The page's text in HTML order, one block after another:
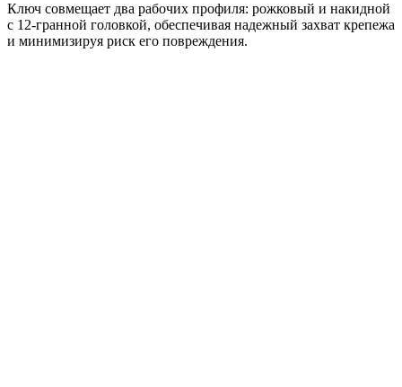
Ключ совмещает два рабочих профиля: рожковый и накидной
с 12-гранной головкой, обеспечивая надежный захват крепежа
и минимизируя риск его повреждения.